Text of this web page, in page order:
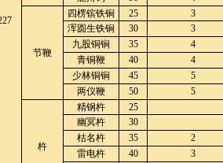
节鞭
四楞镔铁锏 25 3
浑圆生铁锏
30 3
九股铜锏
35 4
青铜鞭
40 4
少林铜锏
45 5
两仪鞭
50 5
杵
精钢杵 25
幽冥杵
30
枯名杵
35 2
雷电杵
40 3